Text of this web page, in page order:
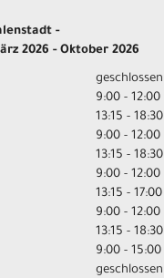
-
2026 - Oktober 2026
geschlossen
9:00 - 12:00
13:15 - 18:30
9:00 - 12:00
13:15 - 18:30
9:00 - 12:00
13:15 - 17:00
9:00 - 12:00
13:15 - 18:30
9:00 - 15:00
geschlossen